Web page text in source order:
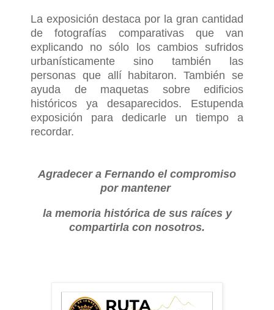
La exposición destaca por la gran cantidad
de fotografías comparativas que van
explicando no sólo los cambios sufridos
urbanísticamente sino también las
personas que allí habitaron. También se
ayuda de maquetas sobre edificios
históricos ya desaparecidos. Estupenda
exposición para dedicarle un tiempo a
recordar.
Agradecer a Fernando el compromiso
por mantener
la memoria histórica de sus raíces y
compartirla con nosotros.